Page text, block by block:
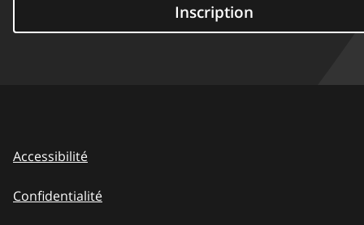
Inscription
Accessibilité
Confidentialité